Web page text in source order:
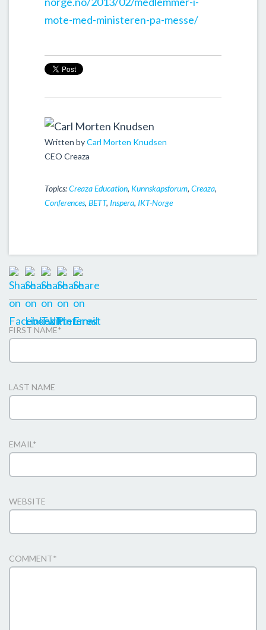
mote-med-ministeren-pa-messe/
Written byCarl Morten Knudsen
CEO Creaza
Topics:Creaza Education, Kunnskapsforum, Creaza,
Conferences, BETT, Inspera, IKT-Norge
FIRST NAME*
LAST NAME
EMAIL *
WEBSITE
COMMENT*